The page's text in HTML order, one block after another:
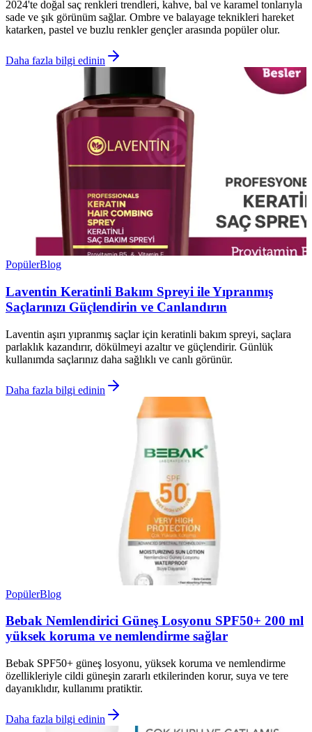
2024'te doğal saç renkleri trendleri, kahve, bal ve karamel tonlarıyla
sade ve şık görünüm sağlar. Ombre ve balayage teknikleri hareket
katarken, pastel ve buzlu renkler gençler arasında popüler olur.
Daha fazla bilgi edinin
PopülerBlog
Laventin Keratinli Bakım Spreyi ile Yıpranmış
Saçlarınızı Güçlendirin ve Canlandırın
Laventin aşırı yıpranmış saçlar için keratinli bakım spreyi, saçlara
parlaklık kazandırır, dökülmeyi azaltır ve güçlendirir. Günlük
kullanımda saçlarınız daha sağlıklı ve canlı görünür.
Daha fazla bilgi edinin
PopülerBlog
Bebak Nemlendirici Güneş Losyonu SPF50+ 200 ml
yüksek koruma ve nemlendirme sağlar
Bebak SPF50+ güneş losyonu, yüksek koruma ve nemlendirme
özellikleriyle cildi güneşin zararlı etkilerinden korur, suya ve tere
dayanıklıdır, kullanımı pratiktir.
Daha fazla bilgi edinin